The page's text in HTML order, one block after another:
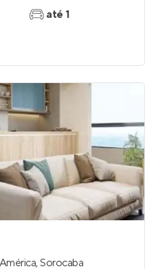
até 1
,Sorocaba